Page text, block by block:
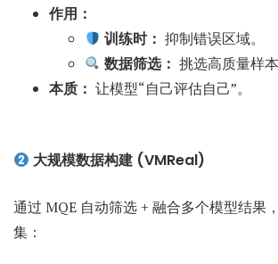
作用：
训练时： 抑制错误区域。
数据筛选： 挑选高质量样本
本质： 让模型“自己评估自己”。
大规模数据构建 (VMReal)
通过 MQE 自动筛选 + 融合多个模型结果
集：